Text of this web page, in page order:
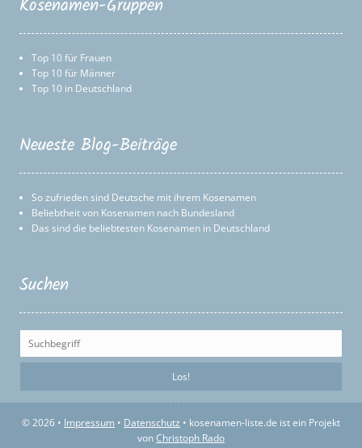
Kosenamen-Gruppen
Top 10 für Frauen
Top 10 für Männer
Top 10 in Deutschland
Neueste Blog-Beiträge
So zufrieden sind Deutsche mit ihrem Kosenamen
Beliebtheit von Kosenamen nach Bundesland
Das sind die beliebtesten Kosenamen in Deutschland
Suchen
© 2026 • Impressum • Datenschutz • kosenamen-liste.de ist ein Projekt
vonChristoph Rado